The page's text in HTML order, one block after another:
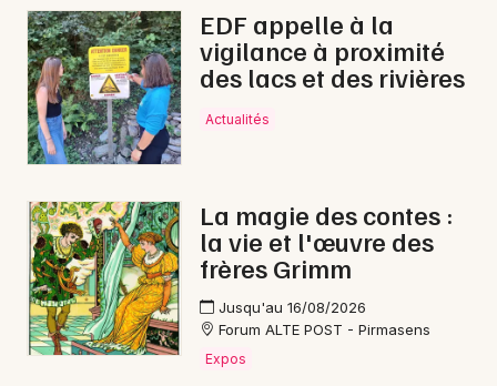
EDF appelle à la
vigilance à proximité
des lacs et des rivières
Actualités
La magie des contes :
la vie et l'œuvre des
frères Grimm
Jusqu'au 16/08/2026
Forum ALTE POST - Pirmasens
Expos